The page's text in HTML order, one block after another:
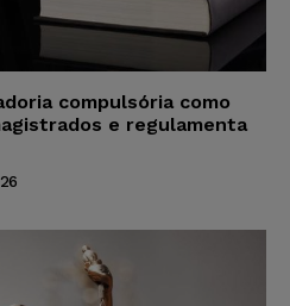
compulsória como
e regulamenta